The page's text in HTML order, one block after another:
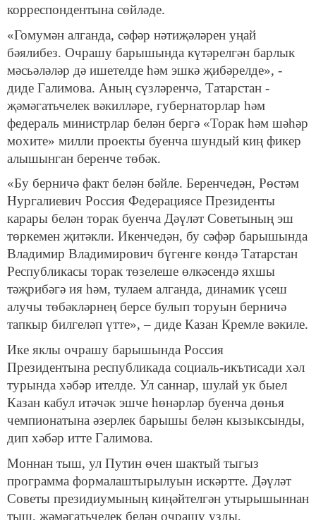
корреспондентына сөйләде.
«Гомумән алганда, сәфәр нәтиҗәләрен уңай
бәялибез. Очрашу барышында күтәрелгән барлык
мәсьәләләр дә ишетелде һәм эшкә җибәрелде», -
диде Галимова. Аның сүзләренчә, Татарстан -
җәмәгатьчелек вәкилләре, губернаторлар һәм
федераль министрлар белән бергә «Торак һәм шәһәр
мохите» милли проекты буенча шундый киң фикер
алышынган беренче төбәк.
«Бу берничә факт белән бәйле. Беренчедән, Рөстәм
Нургалиевич Россия Федерациясе Президенты
карары белән торак буенча Дәүләт Советының эш
төркемен җитәкли. Икенчедән, бу сәфәр барышында
Владимир Владимирович бүгенге көндә Татарстан
Республикасы торак төзелеше өлкәсендә яхшы
тәҗрибәгә ия һәм, тулаем алганда, динамик үсеш
алучы төбәкләрнең берсе булып торуын берничә
тапкыр билгеләп үтте», – диде Казан Кремле вәкиле.
Ике яклы очрашу барышында Россия
Президентына республикада социаль-икътисади хәл
турында хәбәр ителде. Ул саннар, шулай ук быел
Казан кабул итәчәк эшче һөнәрләр буенча дөнья
чемпионатына әзерлек барышы белән кызыксынды,
дип хәбәр итте Галимова.
Моннан тыш, ул Путин өчен шактый тыгыз
программа формалаштырылуын искәртте. Дәүләт
Советы президиумының киңәйтелгән утырышыннан
тыш, җәмәгатьчелек белән очрашу узды,